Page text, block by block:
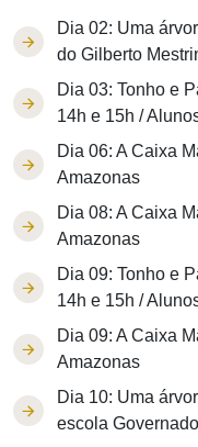
Dia 02: Uma
do Gilberto
Dia 03: Tonho e
14h e 15h /
Dia 06: A Caixa
Amazonas
Dia 08: A Caixa
Amazonas
Dia 09: Tonho e
14h e 15h /
Dia 09: A Caixa
Amazonas
Dia 10: Uma
escola